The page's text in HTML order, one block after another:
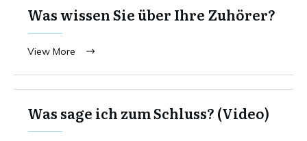
Was wissen Sie über Ihre Zuhörer?
View More
Was sage ich zum Schluss? (Video)